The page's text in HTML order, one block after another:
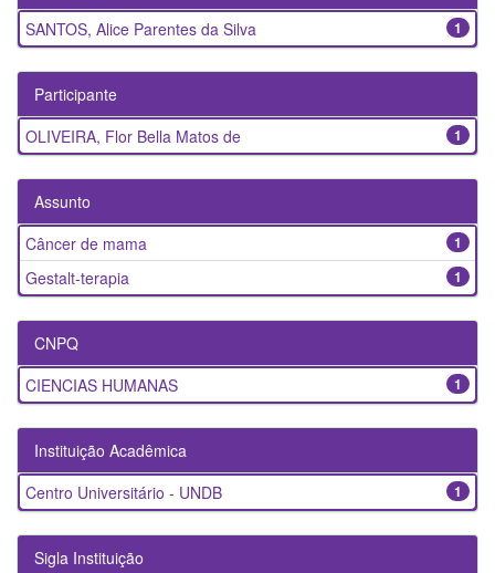
1
SANTOS, Alice Parentes da Silva
Participante
1
OLIVEIRA, Flor Bella Matos de
Assunto
1
Câncer de mama
1
Gestalt-terapia
CNPQ
1
CIENCIAS HUMANAS
Instituição Acadêmica
1
Centro Universitário - UNDB
Sigla Instituição